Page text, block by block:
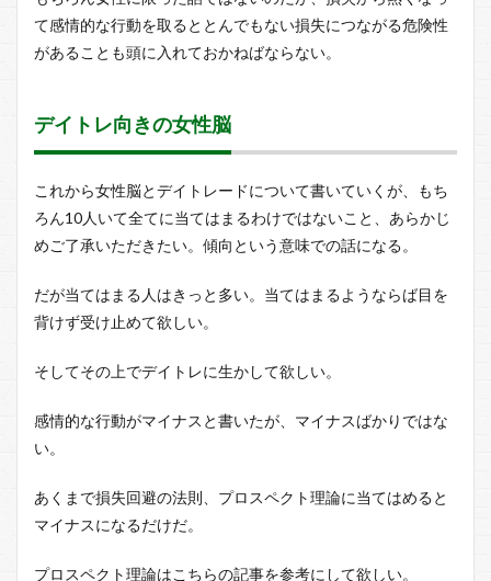
て感情的な行動を取るととんでもない損失につながる危険性
があることも頭に入れておかねばならない。
デイトレ向きの女性脳
これから女性脳とデイトレードについて書いていくが、もち
ろん10人いて全てに当てはまるわけではないこと、あらかじ
めご了承いただきたい。傾向という意味での話になる。
だが当てはまる人はきっと多い。当てはまるようならば目を
背けず受け止めて欲しい。
そしてその上でデイトレに生かして欲しい。
感情的な行動がマイナスと書いたが、マイナスばかりではな
い。
あくまで損失回避の法則、プロスペクト理論に当てはめると
マイナスになるだけだ。
プロスペクト理論はこちらの記事を参考にして欲しい。